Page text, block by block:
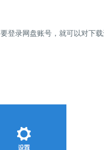
登录网盘账号，就可以对下